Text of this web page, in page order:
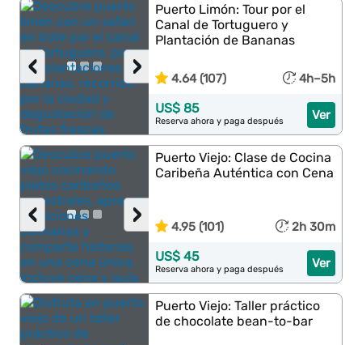
›
‹
Puerto Limón: Tour por el
Canal de Tortuguero y
Plantación de Bananas
4.64 (107) 4h–5h
Ver
US$ 85
Reserva ahora y paga después
›
‹
Puerto Viejo: Clase de Cocina
Caribeña Auténtica con Cena
4.95 (101) 2h 30m
Ver
US$ 45
Reserva ahora y paga después
Puerto Viejo: Taller práctico
de chocolate bean-to-bar